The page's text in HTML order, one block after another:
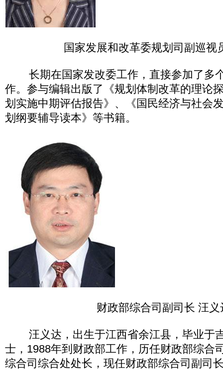
国家发展和改革委规划司副巡
长期在国家发改委工作，直接参加了多
作。参与编辑出版了《规划体制改革的理论
划实施中期评估报告》、《国民经济与社会
划纲要辅导读本》等书籍。
财政部综合司副司长 汪义
汪义达，出生于江西省余江县，毕业于
士，1988年到财政部工作，历任财政部综合
综合司综合处处长，现任财政部综合司副司